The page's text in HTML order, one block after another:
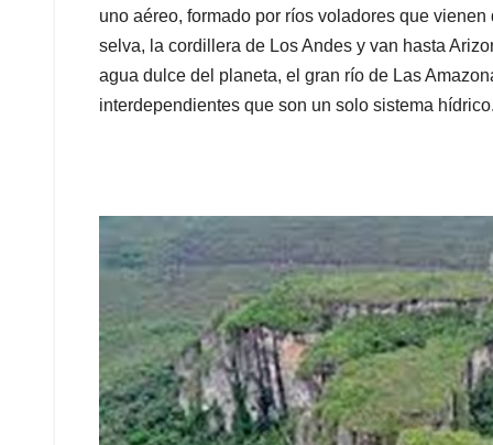
uno aéreo, formado por ríos voladores que
selva, la cordillera de Los Andes y van hasta
agua dulce del planeta, el gran río de Las
interdependientes que son un solo sistema